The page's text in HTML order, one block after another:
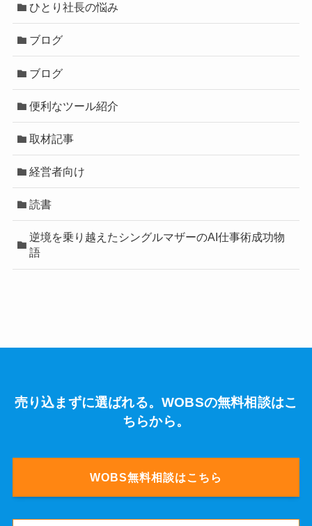
ひとり社長の悩み
ブログ
ブログ
便利なツール紹介
取材記事
経営者向け
読書
逆境を乗り越えたシングルマザーのAI仕事術成功物
語
売り込まずに選ばれる。WOBSの無料相談はこ
ちらから。
WOBS無料相談はこちら